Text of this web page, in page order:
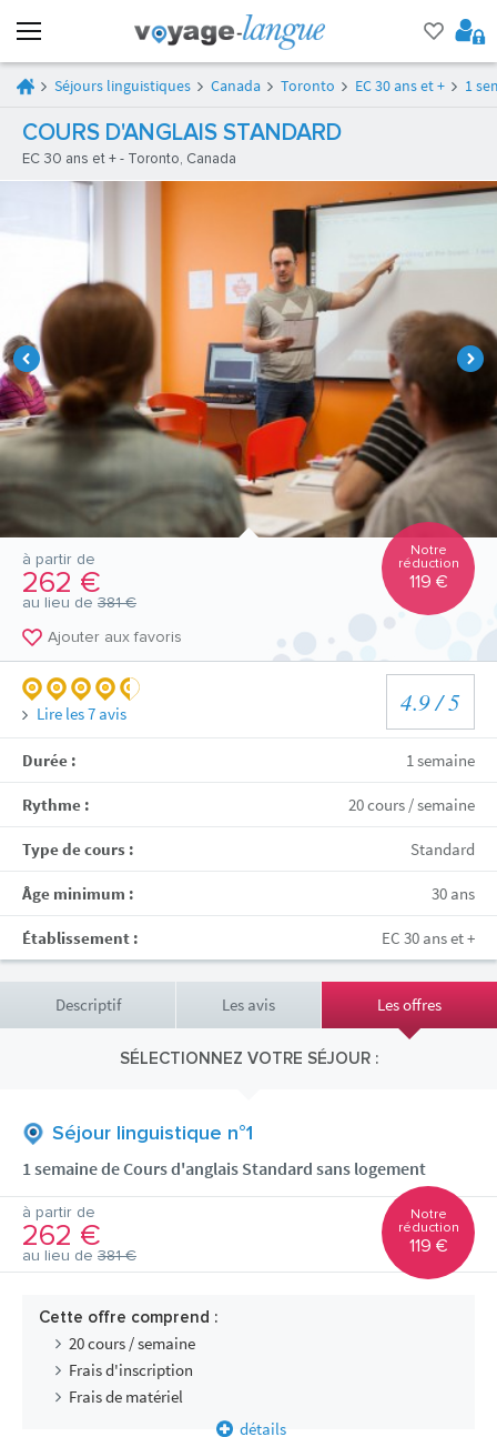
Séjours linguistiques Canada Toronto EC 30 ans et + 1
COURS D'ANGLAIS STANDARD
EC 30 ans et + - Toronto, Canada
à partir de
262 €
au lieu de 381 €
Notre
réduction
119 €
Ajouter aux favoris
4.9/ 5
Lire les7 avis
Durée : 1 semaine
Rythme : 20 cours / semaine
Type de cours : Standard
Âge minimum : 30 ans
Établissement : EC 30 ans et +
Descriptif Les avis Les offres
SÉLECTIONNEZ VOTRE SÉJOUR :
Séjour linguistique n°1
1 semaine de Cours d'anglais Standard sans logement
à partir de
262 €
au lieu de 381 €
Notre
réduction
119 €
Cette offre comprend :
20 cours / semaine
Frais d'inscription
Frais de matériel
détails